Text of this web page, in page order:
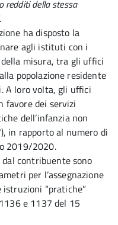
redditi della stessa
ha disposto la
agli istituti con i
misura, tra gli uffici
popolazione residente
A loro volta, gli uffici
favore dei servizi
dell’infanzia non
in rapporto al numero di
2019/2020.
contribuente sono
per l’assegnazione
“pratiche”
e 1137 del 15